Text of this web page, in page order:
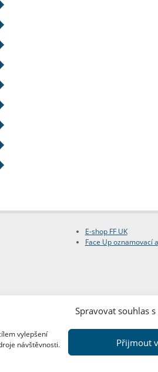
Spravovat souhlas
vylepšení
návštěvnosti.
Přijmout
E-shop FF UK
Face Up oznamovací